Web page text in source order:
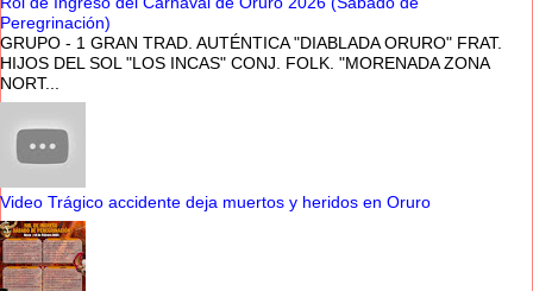
Peregrinación)
GRUPO - 1 GRAN TRAD. AUTÉNTICA "DIABLADA ORURO" FRAT.
HIJOS DEL SOL "LOS INCAS" CONJ. FOLK. "MORENADA ZONA
NORT...
Video Trágico accidente deja muertos y heridos en Oruro